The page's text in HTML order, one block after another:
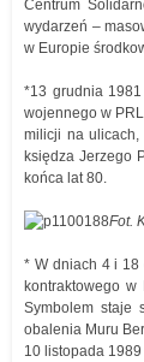
Centrum
wydarzeń –
w Europie
*13 grudnia 1981
wojennego w
milicji na ulicach,
księdza Jerzego
końca lat 80.
Fot.
* W dniach 4 i 18
kontraktowego
Symbolem staje
obalenia Muru
10 listopada